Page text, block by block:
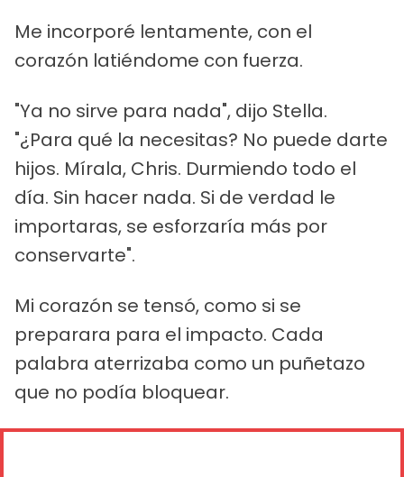
Me incorporé lentamente, con el
corazón latiéndome con fuerza.
"Ya no sirve para nada", dijo Stella.
"¿Para qué la necesitas? No puede darte
hijos. Mírala, Chris. Durmiendo todo el
día. Sin hacer nada. Si de verdad le
importaras, se esforzaría más por
conservarte".
Mi corazón se tensó, como si se
preparara para el impacto. Cada
palabra aterrizaba como un puñetazo
que no podía bloquear.